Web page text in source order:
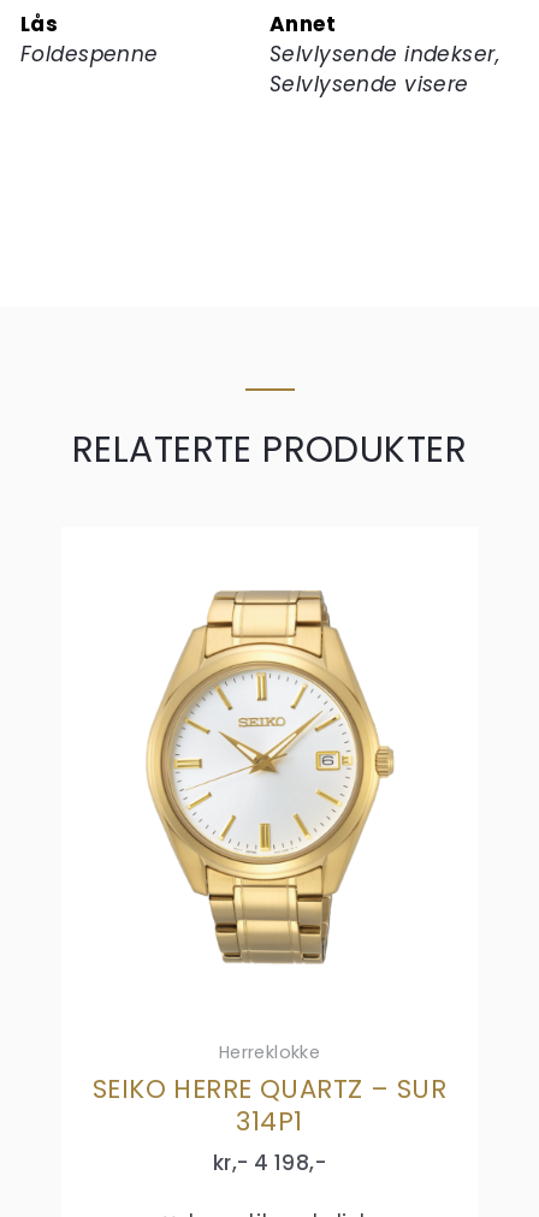
Lås
Foldespenne
Annet
Selvlysende indekser,
Selvlysende visere
RELATERTE PRODUKTER
Herreklokke
SEIKO HERRE QUARTZ – SUR
314P1
kr,- 4 198,-